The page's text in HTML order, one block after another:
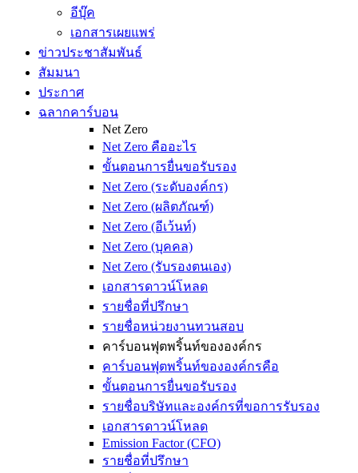
อีบุ๊ค
เอกสารเผยแพร่
ข่าวประชาสัมพันธ์
สัมมนา
ประกาศ
ฉลากคาร์บอน
Net Zero
Net Zero คืออะไร
ขั้นตอนการยื่นขอรับรอง
Net Zero (ระดับองค์กร)
Net Zero (ผลิตภัณฑ์)
Net Zero (อีเว้นท์)
Net Zero (บุคคล)
Net Zero (รับรองตนเอง)
เอกสารดาวน์โหลด
รายชื่อที่ปรึกษา
รายชื่อหน่วยงานทวนสอบ
คาร์บอนฟุตพริ้นท์ขององค์กร
คาร์บอนฟุตพริ้นท์ขององค์กรคือ
ขั้นตอนการยื่นขอรับรอง
รายชื่อบริษัทและองค์กรที่ขอการรับรอง
เอกสารดาวน์โหลด
Emission Factor (CFO)
รายชื่อที่ปรึกษา